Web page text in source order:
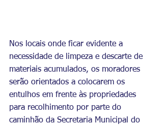
Nos locais onde ficar evidente a
necessidade de limpeza e descarte de
materiais acumulados, os moradores
serão orientados a colocarem os
entulhos em frente às propriedades
para recolhimento por parte do
caminhão da Secretaria Municipal do